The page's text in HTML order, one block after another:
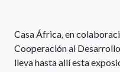
Casa África, en
Cooperación al
lleva hasta allí esta